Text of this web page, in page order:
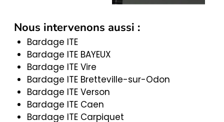
Nous intervenons aussi :
Bardage ITE
Bardage ITE BAYEUX
Bardage ITE Vire
Bardage ITE Bretteville-sur-Odon
Bardage ITE Verson
Bardage ITE Caen
Bardage ITE Carpiquet